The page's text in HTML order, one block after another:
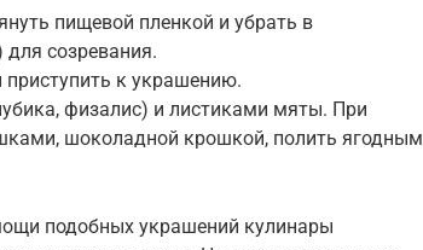
пищевой пленкой и убрать в
созревания.
к украшению.
физалис) и листиками мяты. При
шоколадной крошкой, полить ягодным
подобных украшений кулинары